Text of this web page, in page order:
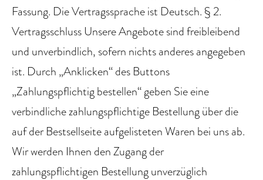
Fassung. Die Vertragssprache ist Deutsch. § 2.
Vertragsschluss Unsere Angebote sind freibleibend
und unverbindlich, sofern nichts anderes angegeben
ist. Durch „Anklicken“ des Buttons
„Zahlungspflichtig bestellen“ geben Sie eine
verbindliche zahlungspflichtige Bestellung über die
auf der Bestsellseite aufgelisteten Waren bei uns ab.
Wir werden Ihnen den Zugang der
zahlungspflichtigen Bestellung unverzüglich